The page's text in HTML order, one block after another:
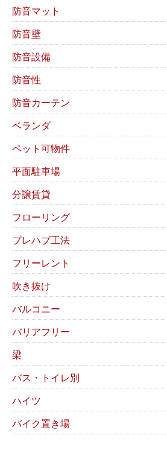
防音マット
防音壁
防音設備
防音性
防音カーテン
ベランダ
ペット可物件
平面駐車場
分譲賃貸
フローリング
プレハブ工法
フリーレント
吹き抜け
バルコニー
バリアフリー
梁
バス・トイレ別
ハイツ
バイク置き場